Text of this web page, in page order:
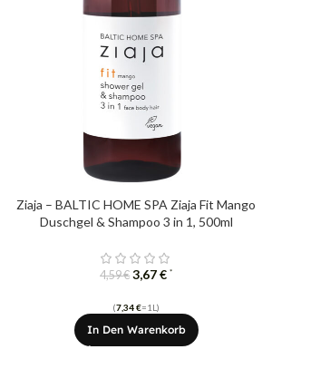
Ziaja – BALTIC HOME SPA Ziaja Fit Mango
Duschgel & Shampoo 3 in 1, 500ml
4,59€ 3,67€ *
(7,34€=1L)
In Den Warenkorb